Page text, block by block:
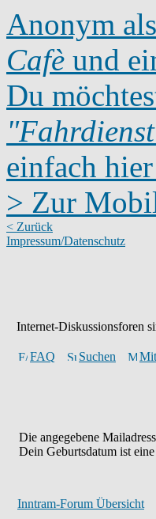
Anonym
Cafè und
Du
einfach
> Zur
< Zurück
Impressum/Datenschutz
Internet-Diskussionsforen
FAQ Suchen
Die angegebene
Dein Geburtsdatum ist
Inntram-Forum Übersicht